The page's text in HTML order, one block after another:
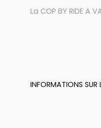
La COP BY RIDE A
INFORMATIONS